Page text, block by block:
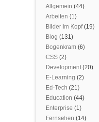
Allgemein (44)
Arbeiten (1)
Bilder im Kopf(19)
Blog (131)
Bogenkram (6)
CSS (2)
Development(20)
E-Learning (2)
Ed-Tech (21)
Education (44)
Enterprise (1)
Fernsehen (14)